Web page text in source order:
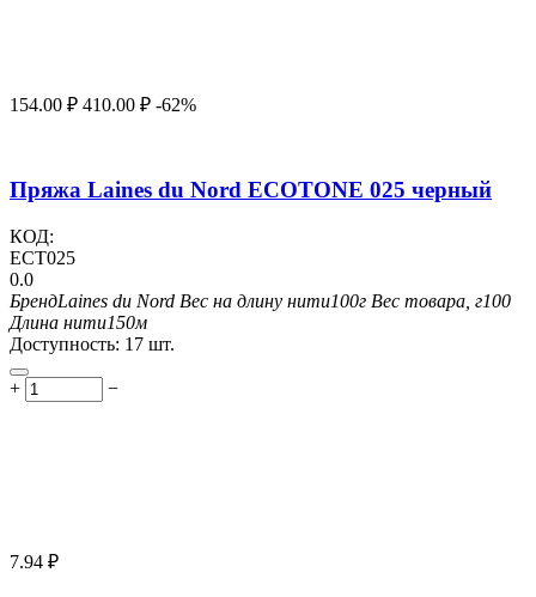
154.00 ₽ 410.00 ₽ -62%
Пряжа Laines du Nord ECOTONE 025 черный
КОД:
ECT025
0.0
БрендLaines du Nord Вес на длину нити100г Вес товара, г100
Длина нити150м
Доступность: 17 шт.
+ −
7.94 ₽